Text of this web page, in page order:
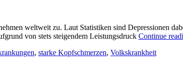
weltweit zu. Laut Statistiken sind Depressionen
von stets steigendem Leistungsdruck Continue
, starke Kopfschmerzen, Volkskrankheit